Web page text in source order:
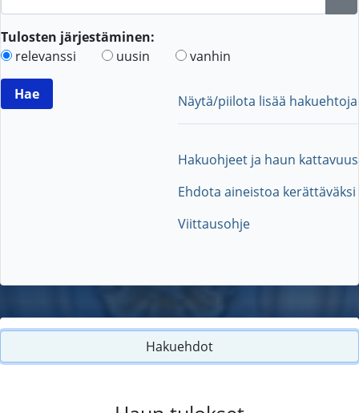
Tulosten järjestäminen:
relevanssi
uusin vanhin
Näytä/piilota lisää hakuehtoja
Hakuohjeet ja haun kattavuus
Ehdota aineistoa kerättäväksi
Viittausohje
Hakuehdot